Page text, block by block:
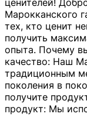
ценителей!
Марокканского
тех, кто ценит
получить
опыта. Почему
качество: Наш
традиционным
поколения в
получите
продукт: Мы